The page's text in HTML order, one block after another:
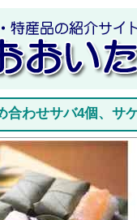
合わせサバ4個、サ